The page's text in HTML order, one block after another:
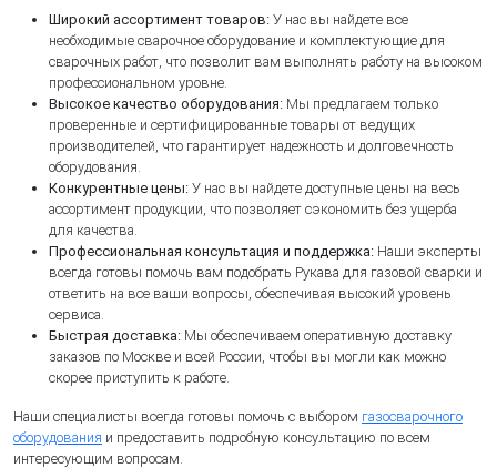
Широкий ассортимент товаров: У нас вы найдете все
необходимые сварочное оборудование и комплектующие для
сварочных работ, что позволит вам выполнять работу на высоком
профессиональном уровне.
Высокое качество оборудования: Мы предлагаем только
проверенные и сертифицированные товары от ведущих
производителей, что гарантирует надежность и долговечность
оборудования.
Конкурентные цены: У нас вы найдете доступные цены на весь
ассортимент продукции, что позволяет сэкономить без ущерба
для качества.
Профессиональная консультация и поддержка: Наши эксперты
всегда готовы помочь вам подобрать Рукава для газовой сварки и
ответить на все ваши вопросы, обеспечивая высокий уровень
сервиса.
Быстрая доставка: Мы обеспечиваем оперативную доставку
заказов по Москве и всей России, чтобы вы могли как можно
скорее приступить к работе.
Наши специалисты всегда готовы помочь с выбором газосварочного
оборудования и предоставить подробную консультацию по всем
интересующим вопросам.